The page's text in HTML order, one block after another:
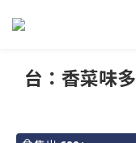
台：香菜味